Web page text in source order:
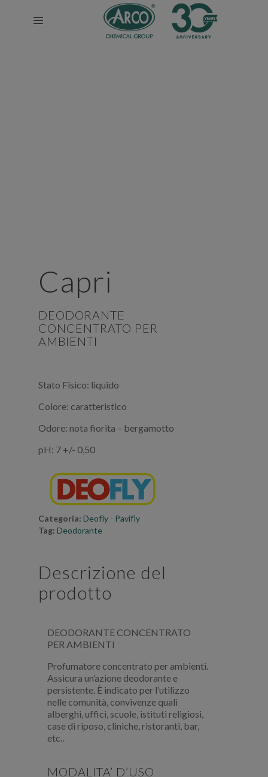
Capri
DEODORANTE
CONCENTRATO PER
AMBIENTI
Stato Fisico: liquido
Colore: caratteristico
Odore: nota fiorita – bergamotto
pH: 7 +/- 0,50
Categoria:Deofly - Pavifly
Tag:Deodorante
Descrizione del
prodotto
DEODORANTE CONCENTRATO
PER AMBIENTI
Profumatore concentrato per ambienti.
Assicura un’azione deodorante e
persistente. È indicato per l’utilizzo
nelle comunità, convivenze quali
alberghi, uffici, scuole, istituti religiosi,
case di riposo, cliniche, ristoranti, bar,
etc..
MODALITA’ D’USO